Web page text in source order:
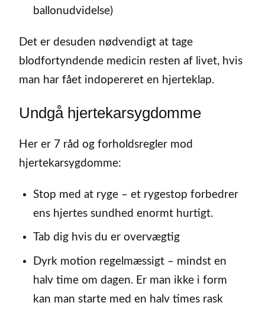
ballonudvidelse)
Det er desuden nødvendigt at tage
blodfortyndende medicin resten af livet, hvis
man har fået indopereret en hjerteklap.
Undgå hjertekarsygdomme
Her er 7 råd og forholdsregler mod
hjertekarsygdomme:
Stop med at ryge – et rygestop forbedrer
ens hjertes sundhed enormt hurtigt.
Tab dig hvis du er overvægtig
Dyrk motion regelmæssigt – mindst en
halv time om dagen. Er man ikke i form
kan man starte med en halv times rask